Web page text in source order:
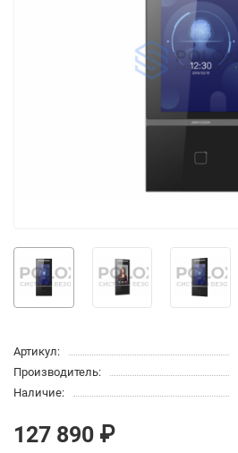
Артикул:
Производитель:
Наличие:
127 890 ₽